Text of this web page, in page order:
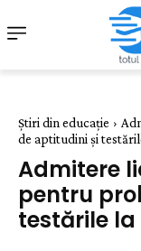
Știri din educație
de aptitudini și
Admitere
pentru
testările